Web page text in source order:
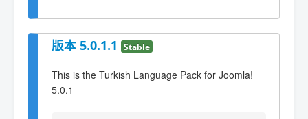
版本 5.0.1.1 Stable
This is the Turkish Language Pack for Joomla!
5.0.1